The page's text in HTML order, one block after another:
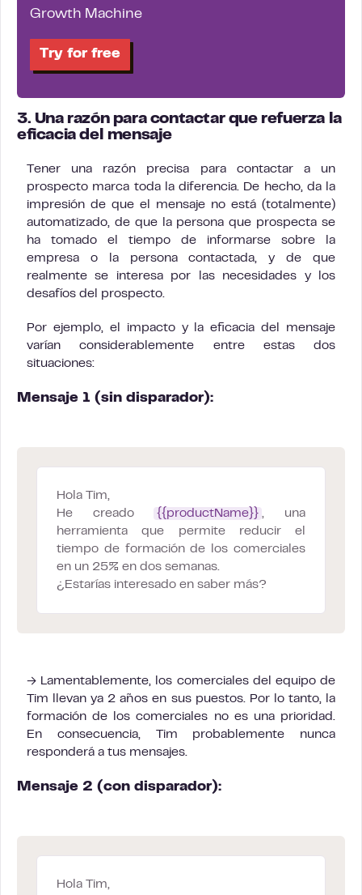
Growth Machine
Try for free
3. Una razón para contactar que refuerza la
eficacia del mensaje
Tener una razón precisa para contactar a un
prospecto marca toda la diferencia. De hecho, da la
impresión de que el mensaje no está (totalmente)
automatizado, de que la persona que prospecta se
ha tomado el tiempo de informarse sobre la
empresa o la persona contactada, y de que
realmente se interesa por las necesidades y los
desafíos del prospecto.
Por ejemplo, el impacto y la eficacia del mensaje
varían considerablemente entre estas dos
situaciones:
Mensaje 1 (sin disparador):
Hola Tim,
He creado
{{productName}}
, una
herramienta que permite reducir el
tiempo de formación de los comerciales
en un 25% en dos semanas.
¿Estarías interesado en saber más?
→ Lamentablemente, los comerciales del equipo de
Tim llevan ya 2 años en sus puestos. Por lo tanto, la
formación de los comerciales no es una prioridad.
En consecuencia, Tim probablemente nunca
responderá a tus mensajes.
Mensaje 2 (con disparador):
Hola Tim,